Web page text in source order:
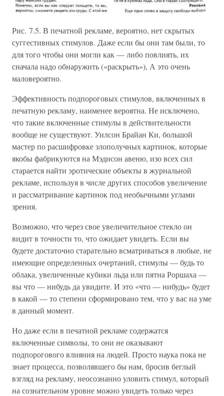
Рис. 7.5. В печатной рекламе, вероятно, нет скрытых
суггестивных стимулов. Даже если бы они там были, то
для того чтобы они могли как — либо повлиять, их
сначала надо обнаружить («раскрыть»), А это очень
маловероятно.
Эффективность подпороговых стимулов, включенных в
печатную рекламу, наименее вероятна. Не исключено,
что такие включенные стимулы в действительности
вообще не существуют. Уилсон Брайан Ки, большой
мастер по расшифровке злополучных картинок, которые
якобы фабрикуются на Мэдисон авеню, изо всех сил
старается найти эротические объекты в журнальной
рекламе, используя в числе других способов увеличение
и рассматривание картинок под необычными углами
зрения.
Возможно, что через свое увеличительное стекло он
видит в точности то, что ожидает увидеть. Если вы
будете достаточно старательно всматриваться в любые, не
имеющие определенных очертаний, стимулы — будь то
облака, увеличенные кубики льда или пятна Роршаха —
вы что — нибудь да увидите. И это «что — нибудь» будет
в какой — то степени сформировано тем, что у вас на уме
в данный момент.
Но даже если в печатной рекламе содержатся
включенные символы, то они не оказывают
подпорогового влияния на людей. Просто наука пока не
знает процесса, позволявшего бы нам, бросив беглый
взгляд на рекламу, неосознанно уловить стимул, который
на сознательном уровне можно увидеть только через